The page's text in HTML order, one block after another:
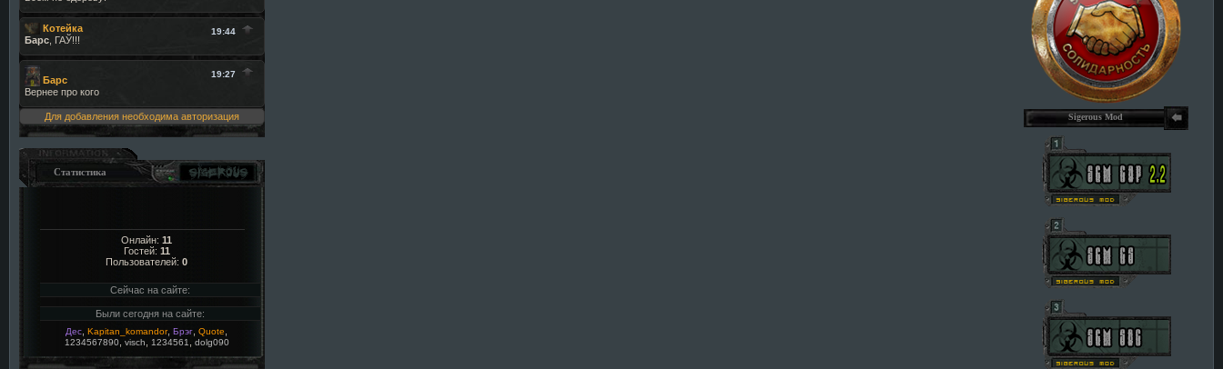
Для добавления необходима авторизация
Статистика
Онлайн: 11
Гостей: 11
Пользователей: 0
Сейчас на сайте:
Были сегодня на сайте:
Дес Kapitan_komandor, Брэг Quote
1234567890, visch 1234561 dolg090
Sigerous Mod